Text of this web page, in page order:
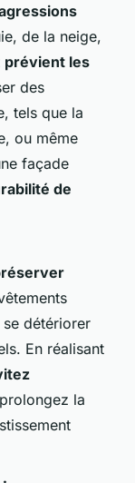
de la neige,
prévient les
des
tels que la
ou même
façade
de
détériorer
En réalisant
la